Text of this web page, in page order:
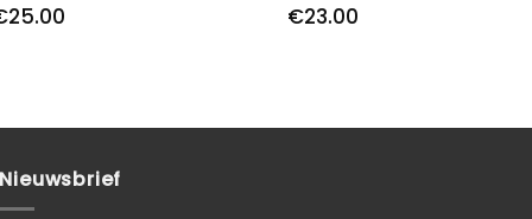
25.00 €23.00
Nieuwsbrief